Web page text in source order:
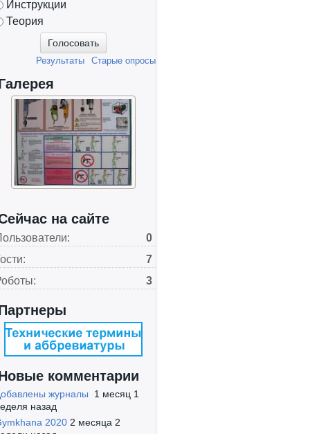
Инструкции
Теория
Старые опросы
Результаты
на сайте
0
7
3
комментарии
журналы
1 месяц 1
назад
2020 2 месяца 2